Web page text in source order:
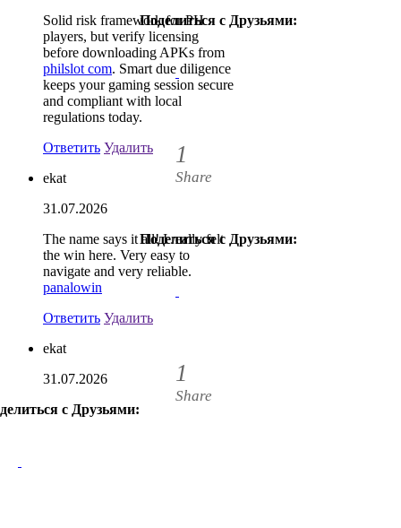
Поделиться с Друзьями:
1
1
Share
Solid risk framework for PH
players, but verify licensing
before downloading APKs from
philslot com. Smart due diligence
keeps your gaming session secure
and compliant with local
regulations today.
Ответить Удалить
ekat
31.07.2026
Поделиться с Друзьями:
1
1
Share
The name says it all! I really felt
the win here. Very easy to
navigate and very reliable.
panalowin
Ответить Удалить
ekat
31.07.2026
с Друзьями: